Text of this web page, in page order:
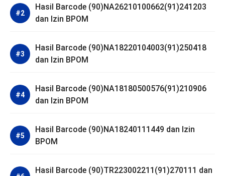
Hasil Barcode (90)NA26210100662(91)241203
dan Izin BPOM
Hasil Barcode (90)NA18220104003(91)250418
dan Izin BPOM
Hasil Barcode (90)NA18180500576(91)210906
dan Izin BPOM
Hasil Barcode (90)NA18240111449 dan Izin
BPOM
Hasil Barcode (90)TR223002211(91)270111 dan